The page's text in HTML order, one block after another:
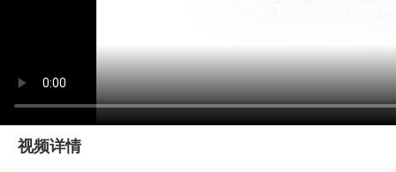
视频详情